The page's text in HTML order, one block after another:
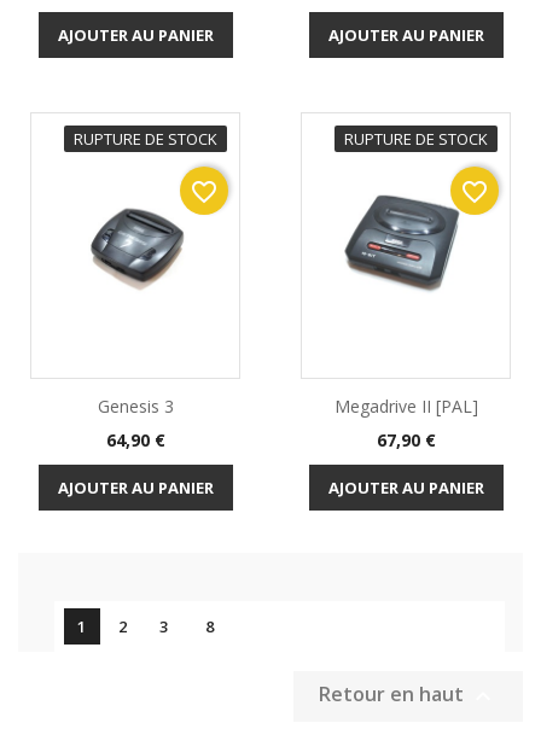
AJOUTER AU PANIER AJOUTER AU PANIER
RUPTURE DE STOCK
Genesis 3
Prix
64,90 €
AJOUTER AU PANIER
favorite_border
RUPTURE DE STOCK
Megadrive II [PAL]
Prix
67,90 €
AJOUTER AU PANIER
favorite_border
1 2 3 8
Retour en haut